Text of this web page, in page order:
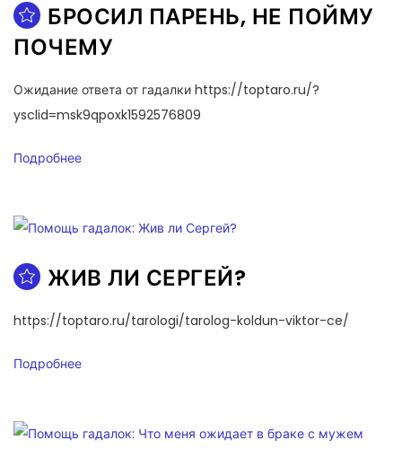
БРОСИЛ ПАРЕНЬ, НЕ ПОЙМУ
ПОЧЕМУ
Ожидание ответа от гадалки https://toptaro.ru/?
ysclid=msk9qpoxk1592576809
Подробнее
ЖИВ ЛИ СЕРГЕЙ?
https://toptaro.ru/tarologi/tarolog-koldun-viktor-ce/
Подробнее